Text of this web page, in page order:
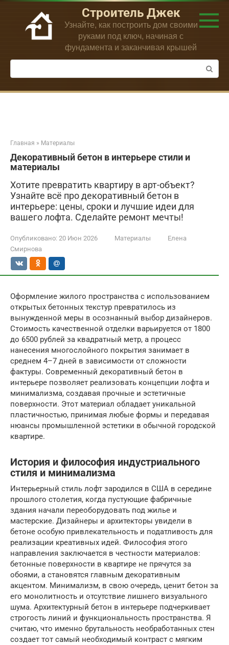
Перейти
контенту
Строитель Джек
Узнайте, как построить дом своими
руками под ключ, начиная с
фундамента и заканчивая крышей
Поиск:
Главная » Материалы
Декоративный бетон в интерьере стили и
материалы
Хотите превратить квартиру в арт-объект?
Узнайте всё про декоративный бетон в
интерьере: цены, сроки и лучшие идеи для
вашего лофта. Сделайте ремонт мечты!
Опубликовано: 20 Июн 2026 Материалы
Елена
Смирнова
Оформление жилого пространства с использованием
открытых бетонных текстур превратилось из
вынужденной меры в осознанный выбор дизайнеров.
Стоимость качественной отделки варьируется от 1800
до 6500 рублей за квадратный метр, а процесс
нанесения многослойного покрытия занимает в
среднем 4–7 дней в зависимости от сложности
фактуры. Современный декоративный бетон в
интерьере позволяет реализовать концепции лофта и
минимализма, создавая прочные и эстетичные
поверхности. Этот материал обладает уникальной
пластичностью, принимая любые формы и передавая
нюансы промышленной эстетики в обычной городской
квартире.
История и философия индустриального
стиля и минимализма
Интерьерный стиль лофт зародился в США в середине
прошлого столетия, когда пустующие фабричные
здания начали переоборудовать под жилье и
мастерские. Дизайнеры и архитекторы увидели в
бетоне особую привлекательность и податливость для
реализации креативных идей. Философия этого
направления заключается в честности материалов:
бетонные поверхности в квартире не прячутся за
обоями, а становятся главным декоративным
акцентом. Минимализм, в свою очередь, ценит бетон за
его монолитность и отсутствие лишнего визуального
шума. Архитектурный бетон в интерьере подчеркивает
строгость линий и функциональность пространства. Я
считаю, что именно брутальность необработанных стен
создает тот самый необходимый контраст с мягким